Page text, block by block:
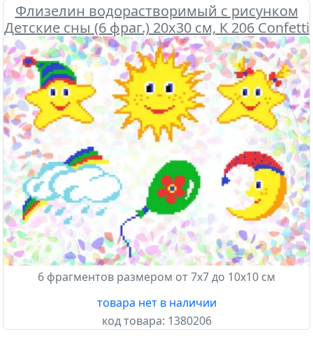
Флизелин водорастворимый с рисунком
Детские сны (6 фраг.) 20х30 см, К 206 Confetti
6 фрагментов размером от 7х7 до 10х10 см
товара нет в наличии
код товара: 1380206